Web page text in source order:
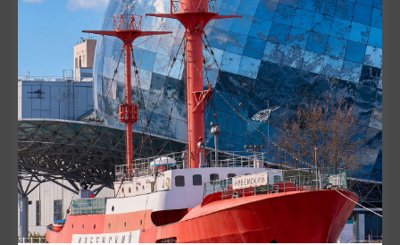
Аудиоспектакль «Истории Куршской
косы»
01.02.2026 - 31.12.2026, 13:00
Куршская коса
ОТ 2500₽